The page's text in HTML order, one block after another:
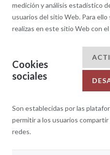
medición y análisis estadístico
usuarios del sitio Web. Para ello
realizas en este sitio Web con
Cookies
sociales
Son establecidas por las
permitir a los usuarios
redes.